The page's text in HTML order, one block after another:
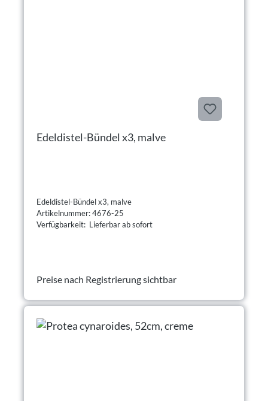
Edeldistel-Bündel x3, malve
Edeldistel-Bündel x3, malve
Artikelnummer: 4676-25
Verfügbarkeit: Lieferbar ab sofort
Preise nach Registrierung sichtbar